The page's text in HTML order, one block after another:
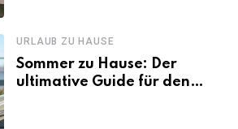
URLAUB ZU HAUSE
Sommer zu Hause: Der
ultimative Guide für den